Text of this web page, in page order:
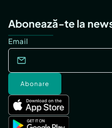
Abonează-te la
Email
Abonare